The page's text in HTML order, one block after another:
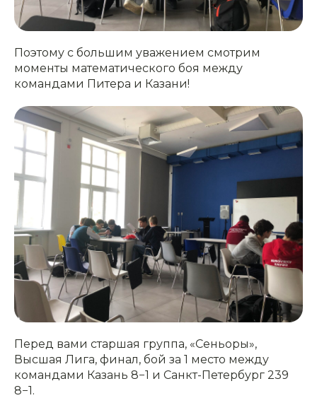
Поэтому с большим уважением смотрим
моменты математического боя между
командами Питера и Казани!
Перед вами старшая группа, «Сеньоры»,
Высшая Лига, финал, бой за 1 место между
командами Казань 8−1 и Санкт-Петербург 239
8−1.